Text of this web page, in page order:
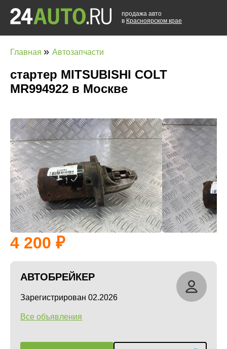
продажа авто
в Красноярском крае
Главная » Автозапчасти
стартер MITSUBISHI COLT
MR994922 в Москве
4 200
АВТОБРЕЙКЕР
Зарегистрирован 02.2026
Все объявления